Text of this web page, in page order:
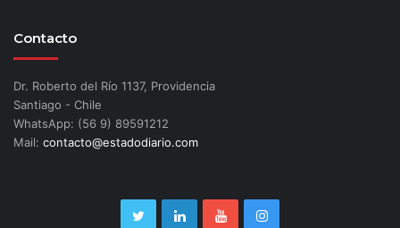
Contacto
Dr. Roberto del Río 1137, Providencia
Santiago - Chile
WhatsApp: (56 9) 89591212
Mail: contacto@estadodiario.com